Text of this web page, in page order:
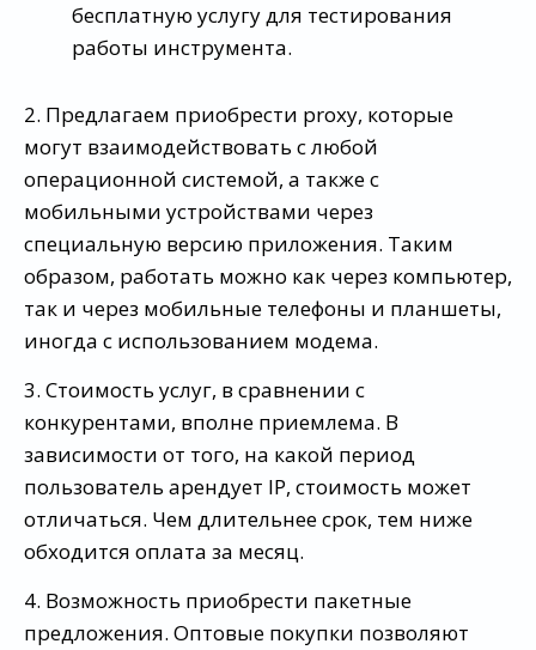
бесплатную услугу для тестирования
работы инструмента.
2. Предлагаем приобрести proxy, которые
могут взаимодействовать с любой
операционной системой, а также с
мобильными устройствами через
специальную версию приложения. Таким
образом, работать можно как через компьютер,
так и через мобильные телефоны и планшеты,
иногда с использованием модема.
3. Стоимость услуг, в сравнении с
конкурентами, вполне приемлема. В
зависимости от того, на какой период
пользователь арендует IP, стоимость может
отличаться. Чем длительнее срок, тем ниже
обходится оплата за месяц.
4. Возможность приобрести пакетные
предложения. Оптовые покупки позволяют